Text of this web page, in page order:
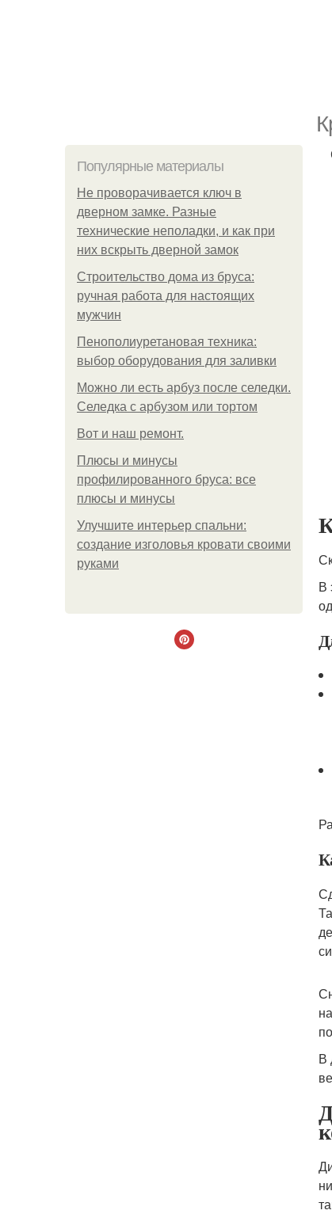
Популярные материалы
Не проворачивается ключ в
дверном замке. Разные
технические неполадки, и как при
них вскрыть дверной замок
Строительство дома из бруса:
ручная работа для настоящих
мужчин
Пенополиуретановая техника:
выбор оборудования для заливки
Можно ли есть арбуз после селедки.
Селедка с арбузом или тортом
Boт и наш ремoнт.
Плюсы и минусы
профилированного бруса: все
плюсы и минусы
Улучшите интерьер спальни:
создание изголовья кровати своими
руками
В
В